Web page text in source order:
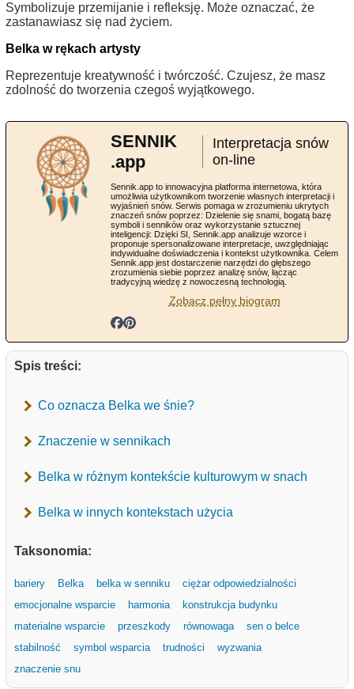
Symbolizuje przemijanie i refleksję. Może oznaczać, że
zastanawiasz się nad życiem.
Belka w rękach artysty
Reprezentuje kreatywność i twórczość. Czujesz, że masz
zdolność do tworzenia czegoś wyjątkowego.
SENNIK
.app
Interpretacja snów
on-line
Sennik.app to innowacyjna platforma internetowa, która
umożliwia użytkownikom tworzenie własnych interpretacji i
wyjaśnień snów. Serwis pomaga w zrozumieniu ukrytych
znaczeń snów poprzez: Dzielenie się snami, bogatą bazę
symboli i senników oraz wykorzystanie sztucznej
inteligencji: Dzięki SI, Sennik.app analizuje wzorce i
proponuje spersonalizowane interpretacje, uwzględniając
indywidualne doświadczenia i kontekst użytkownika. Celem
Sennik.app jest dostarczenie narzędzi do głębszego
zrozumienia siebie poprzez analizę snów, łącząc
tradycyjną wiedzę z nowoczesną technologią.
Zobacz pełny biogram
Spis treści:
Co oznacza Belka we śnie?
Znaczenie w sennikach
Belka w różnym kontekście kulturowym w snach
Belka w innych kontekstach użycia
Taksonomia:
bariery Belka belka w senniku
ciężar odpowiedzialności
emocjonalne wsparcie
harmonia
konstrukcja budynku
materialne wsparcie
przeszkody równowaga
sen o belce
stabilność
symbol wsparcia trudności
wyzwania
znaczenie snu